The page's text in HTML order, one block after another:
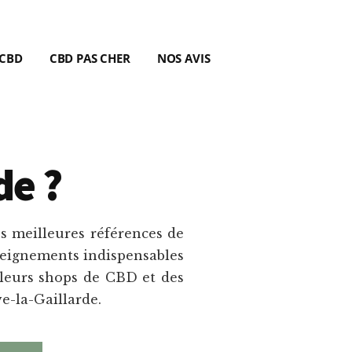
CBD PAS CHER NOS AVIS
?
meilleures références de
indispensables
shops de CBD et des
la-Gaillarde.